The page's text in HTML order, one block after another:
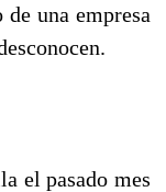
una empresa
el pasado mes